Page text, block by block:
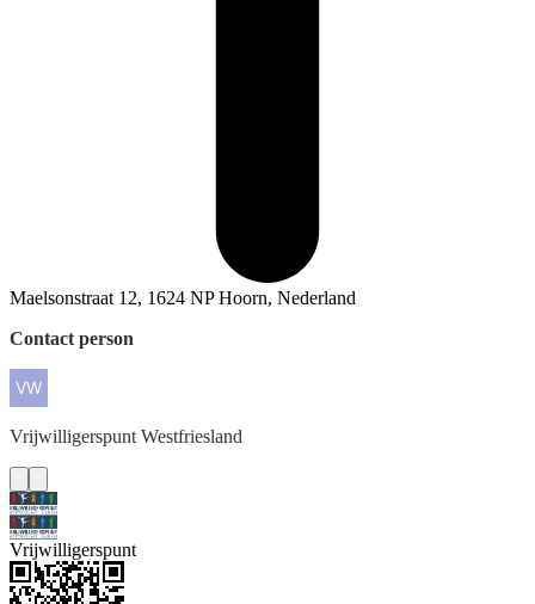
Maelsonstraat 12, 1624 NP Hoorn, Nederland
Contact person
Vrijwilligerspunt Westfriesland
Vrijwilligerspunt